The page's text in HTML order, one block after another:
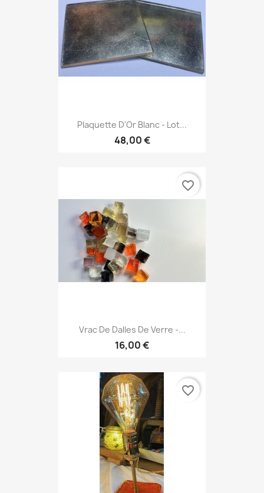
Plaquette D'Or Blanc - Lot...
48,00 €
Vrac De Dalles De Verre -...
16,00 €
favorite_border
favorite_border